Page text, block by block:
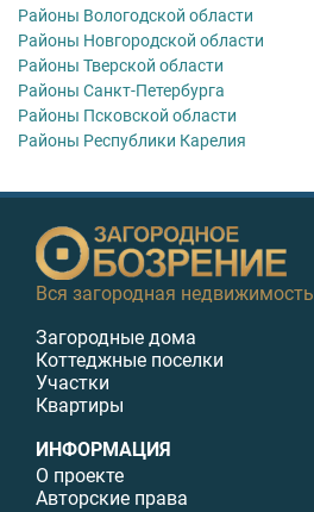
Районы Вологодской области
Районы Новгородской области
Районы Тверской области
Районы Санкт-Петербурга
Районы Псковской области
Районы Республики Карелия
Вся загородная недвижимость
Загородные дома
Коттеджные поселки
Участки
Квартиры
ИНФОРМАЦИЯ
О проекте
Авторские права